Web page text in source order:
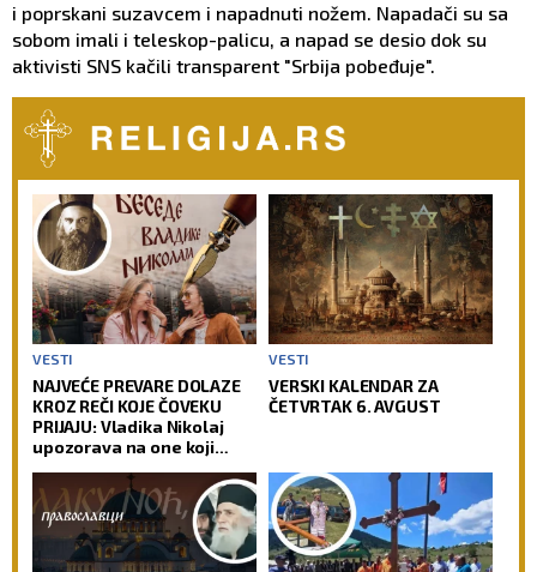
i poprskani suzavcem i napadnuti nožem. Napadači su sa
sobom imali i teleskop-palicu, a napad se desio dok su
aktivisti SNS kačili transparent "Srbija pobeđuje".
VESTI
NAJVEĆE PREVARE DOLAZE
KROZ REČI KOJE ČOVEKU
PRIJAJU: Vladika Nikolaj
upozorava na one koji
vode u propast
VESTI
VERSKI KALENDAR ZA
ČETVRTAK 6. AVGUST